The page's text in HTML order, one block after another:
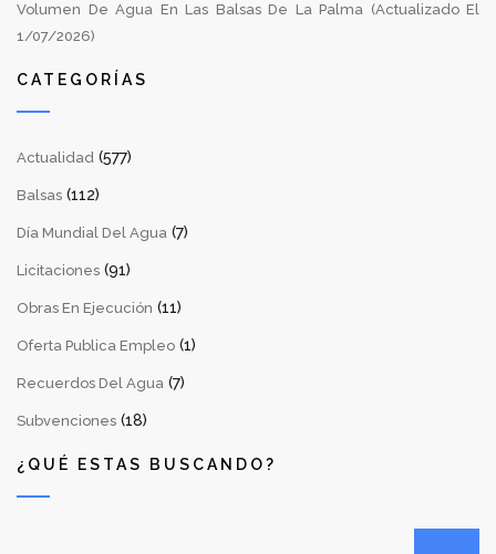
Volumen De Agua En Las Balsas De La Palma (Actualizado El
1/07/2026)
CATEGORÍAS
Actualidad (577)
Balsas (112)
Día Mundial Del Agua (7)
Licitaciones (91)
Obras En Ejecución (11)
Oferta Publica Empleo (1)
Recuerdos Del Agua (7)
Subvenciones (18)
¿QUÉ ESTAS BUSCANDO?